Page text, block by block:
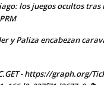
los juegos ocultos
y Paliza encabezan
- https://graph.org/